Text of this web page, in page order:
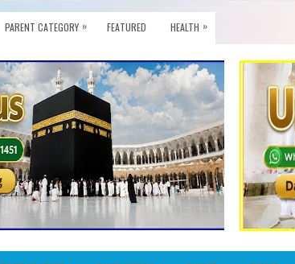
PARENT CATEGORY » FEATURED HEALTH »